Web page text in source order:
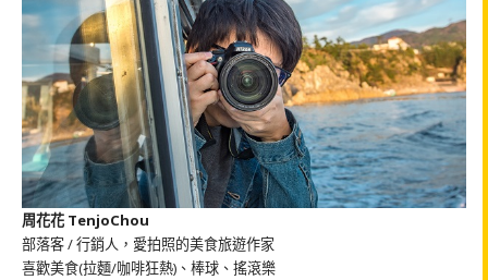
周花花 TenjoChou
部落客 / 行銷人，愛拍照的美食旅遊作家
喜歡美食(拉麵/咖啡狂熱)、棒球、搖滾樂